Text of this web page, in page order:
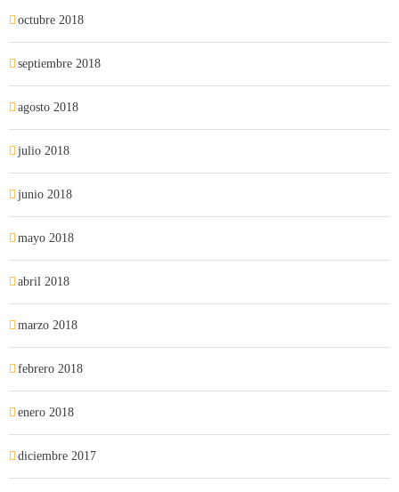
octubre 2018
septiembre 2018
agosto 2018
julio 2018
junio 2018
mayo 2018
abril 2018
marzo 2018
febrero 2018
enero 2018
diciembre 2017